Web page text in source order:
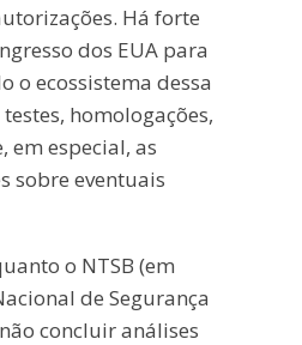
Há forte
dos EUA para
o ecossistema dessa
homologações,
em especial, as
sobre eventuais
o NTSB (em
de Segurança
concluir análises